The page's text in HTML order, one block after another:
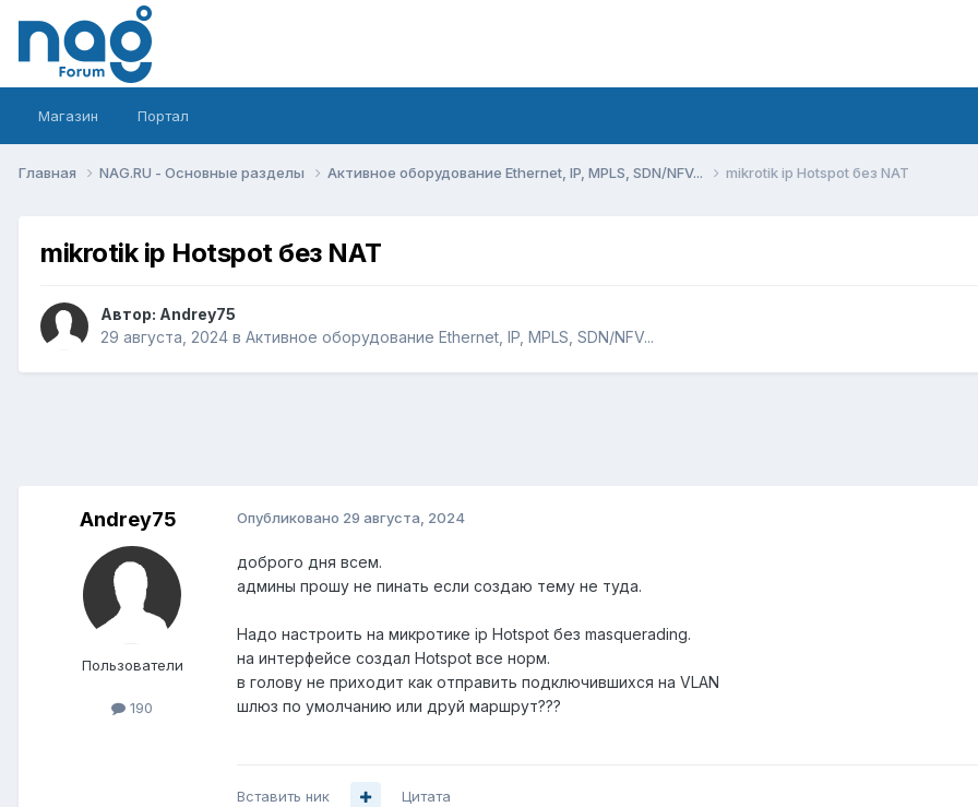
Магазин Портал
Главная NAG.RU - Основные разделы Активное оборудование Ethernet, IP, MPLS, SDN/NFV... mikrotik ip Hotspot без NAT
mikrotik ip Hotspot без NAT
Автор: Andrey75
29 августа, 2024 в Активное оборудование Ethernet, IP, MPLS, SDN/NFV...
Andrey75
Пользователи
190
Опубликовано 29 августа, 2024
доброго дня всем.
админы прошу не пинать если создаю тему не туда.
Надо настроить на микротике ip Hotspot без masquerading.
на интерфейсе создал Hotspot все норм.
в голову не приходит как отправить подключившихся на VLAN
шлюз по умолчанию или друй маршрут???
Вставить ник Цитата